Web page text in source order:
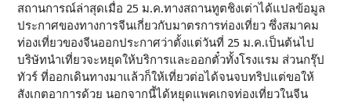
สถานการณ์ล่าสุดเมื่อ 25 ม.ค.ทางสถานทูตชิงเต่าได้แปลข้อมูล
ประกาศของทางการจีนเกี่ยวกับมาตรการท่องเที่ยว ซึ่งสมาคม
ท่องเที่ยวของจีนออกประกาศว่าตั้งแต่วันที่ 25 ม.ค.เป็นต้นไป
บริษัทนำเที่ยวจะหยุดให้บริการและออกตั๋วทั้งโรงแรม ส่วนกรุ๊ป
ทัวร์ ที่ออกเดินทางมาแล้วก็ให้เที่ยวต่อได้จนจบทริปแต่ขอให้
สังเกตอาการด้วย นอกจากนี้ได้หยุดแพคเกจท่องเที่ยวในจีน